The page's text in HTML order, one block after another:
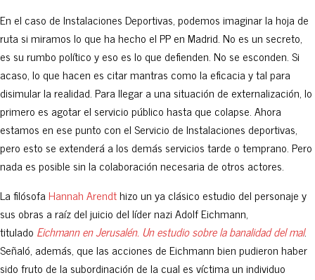
En el caso de Instalaciones Deportivas, podemos imaginar la hoja de
ruta si miramos lo que ha hecho el PP en Madrid. No es un secreto,
es su rumbo político y eso es lo que defienden. No se esconden. Si
acaso, lo que hacen es citar mantras como la eficacia y tal para
disimular la realidad. Para llegar a una situación de externalización, lo
primero es agotar el servicio público hasta que colapse. Ahora
estamos en ese punto con el Servicio de Instalaciones deportivas,
pero esto se extenderá a los demás servicios tarde o temprano. Pero
nada es posible sin la colaboración necesaria de otros actores.
La filósofa Hannah Arendthizo un ya clásico estudio del personaje y
sus obras a raíz del juicio del líder nazi Adolf Eichmann,
titulado Eichmann en Jerusalén. Un estudio sobre la banalidad del mal.
Señaló, además, que las acciones de Eichmann bien pudieron haber
sido fruto de la subordinación de la cual es víctima un individuo